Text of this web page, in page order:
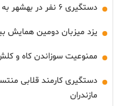
دستگیری ۶ نفر در بهشهر به اتهام تشویش اذهان عمومی
یزد میزبان دومین همایش
ممنوعیت سوزاندن کاه و
دستگیری کارمند قلابی
مازندران